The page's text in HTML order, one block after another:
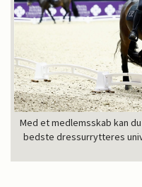
Med et medlemsskab kan
bedste dressurrytteres